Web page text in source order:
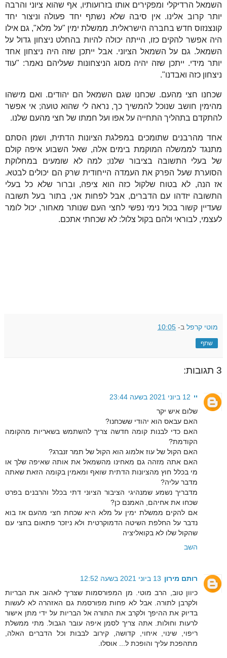
השמאל הרדיקלי ומפקירים אותו בזרועותיו, אף שהוא ציוני והרבה
יותר קרוב אלינו. אין סיבה שלא נשתף יחד פעולה וניצור יחד
קונצנזוס חדש בחברה הישראלית. ממשלת ימין "על מלא", גם אילו
היה אפשר להקים כזו, הייתה יכולה להיות בהחלט ניצחון גדול על
השמאל. גם על השמאל הציוני. אבל ייתכן שזה היה ניצחון אחד
יותר מידי. ייתכן שזה יהיה מסוג הניצחונות שעליהם נאמר: "עוד
ניצחון כזה ואבדנו".
שכחנו חצי מהעם. שכחנו שגם השמאל הם יהודים. ואם מישהו
מהימין חושב שנוכל להמשיך כך, נראה לי שהוא טועה; אי אפשר
להתקדם בתהליך התחייה על אפו ועל חמתו של חצי מהעם שלנו.
אחד מהרבנים שתומכים במפלגת הציונות הדתית, ושמן הסתם
מתנגד לממשלה המוקמת בימים אלה, שאל השבוע איפה קולם
של בעלי התשובה בציבור שלנו; למה לא שומעים במחלוקת
הסוערת שעל הפרק את העמדה הייחודית שרק הם יכולים לבטא.
אז הנה, לא בטוח שלקול כזה הוא ציפה, וברור שלא כל בעלי
התשובה יזדהו עם הדברים, אבל לפחות אני, בתור בעל תשובה
שעדיין קשור בכול נימי נפשי לחצי העם שנותר מאחור, יכול לומר
לעצמי, לבוראי ולהם בקול צלול: לא שכחתי אתכם.
מוטי קרפל ב- 10:05
שתף
3 תגובות:
יי 12 ביוני 2021 בשעה 23:44
שלום איש יקר
האם עבאס הוא יהודי ששכחנו?
האם כדי לבנות קומה חדשה צריך להשתמש בשאריות מהקומה
הקודמת?
האם הקול של עוז אלמוג הוא הקול של תמר זנברג?
האם אתה מזהה גם מאחינו מהשמאל את אותה שאיפה שלך או
מי בכלל חוץ מהציונות הדתית שואף ומאמין בקומה הזאת שאתה
מדבר עליה?
מדבריך נשמע שמנהיגי הציבור הציוני דתי בכלל והרבנים בפרט
שכחו את אחיהם, האמנם כן?
אם להקים ממשלת ימין על מלא היא שכחת חצי מהעם אז בוא
נדבר על החלפת השיטה הדמוקרטית ולא ניזכר פתאום בחצי עם
שהקול שלו לא בקואליציה
השב
רותם מירון 13 ביוני 2021 בשעה 12:52
כיוון טוב, הרב מוטי. מן המפורסמות שצריך לאהוב את הבריות
ולקרבן לתורה. אבל לא פחות מפורסמת גם האזהרה לא לעשות
בדיוק את ההיפך ולקרב את התורה אל הבריות על ידי מתן אישור
לרעות וחולות. אתה צריך לסמן איפה עובר הגבול. מתי ממשלת
ריפוי, שינוי, איחוי, קדושה, קירוב לבבות וכל הדברים האלה,
מתהפכת עליך והופכת ל... אוסלו.